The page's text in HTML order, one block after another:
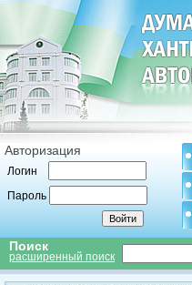
Авторизация
Логин
Пароль
Поиск
расширенный поиск